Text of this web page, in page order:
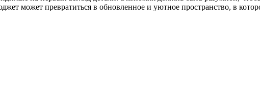
может превратиться в обновленное и уютное пространство, в